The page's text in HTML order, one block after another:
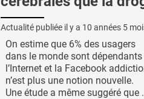
Actualité publiée il y a 10 années 5
On estime que 6% des usagers
dans le monde sont dépendants
l’Internet et la Facebook
n’est plus une notion nouvelle.
Une étude a même suggéré que